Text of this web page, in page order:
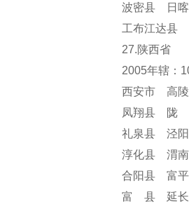
波密县 日
工布江达县
27.陕西省
2005年辖：
西安市 高
凤翔县 陇
礼泉县 泾
淳化县 渭
合阳县 富
富 县 延长